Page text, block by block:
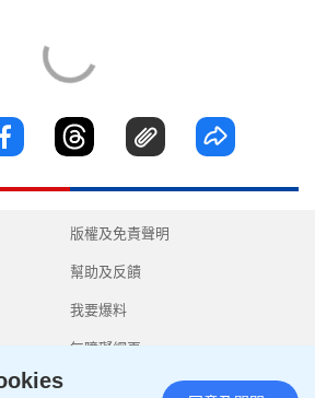
版權及免責聲明
幫助及反饋
我要爆料
無障礙網頁